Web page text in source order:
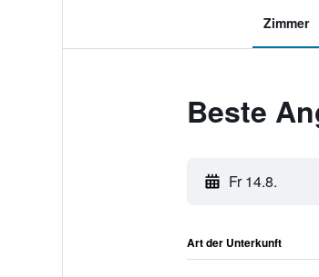
Zimmer
Beste
Fr 14.8.
Art der Unterkunft